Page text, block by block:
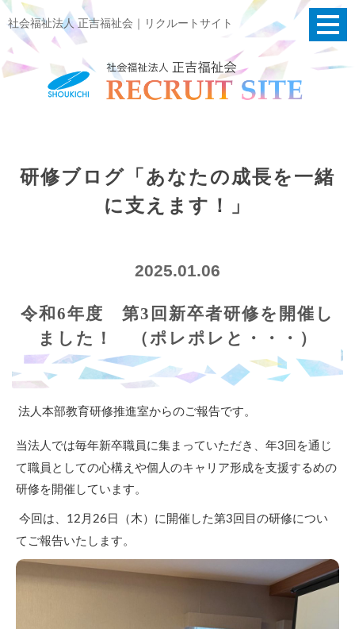
社会福祉法人 正吉福祉会｜リクルートサイト
研修ブログ「あなたの成長を一緒
に支えます！」
2025.01.06
令和6年度 第3回新卒者研修を開催し
ました！ （ポレポレと・・・）
法人本部教育研修推進室からのご報告です。
当法人では毎年新卒職員に集まっていただき、年3回を通じ
て職員としての心構えや個人のキャリア形成を支援するめの
研修を開催しています。
今回は、 12 月 26 日（木）に開催した第3回目の研修につい
てご報告いたします。